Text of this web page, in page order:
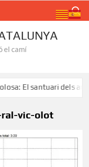
el camí
El santuari dels arbres
vic-olot